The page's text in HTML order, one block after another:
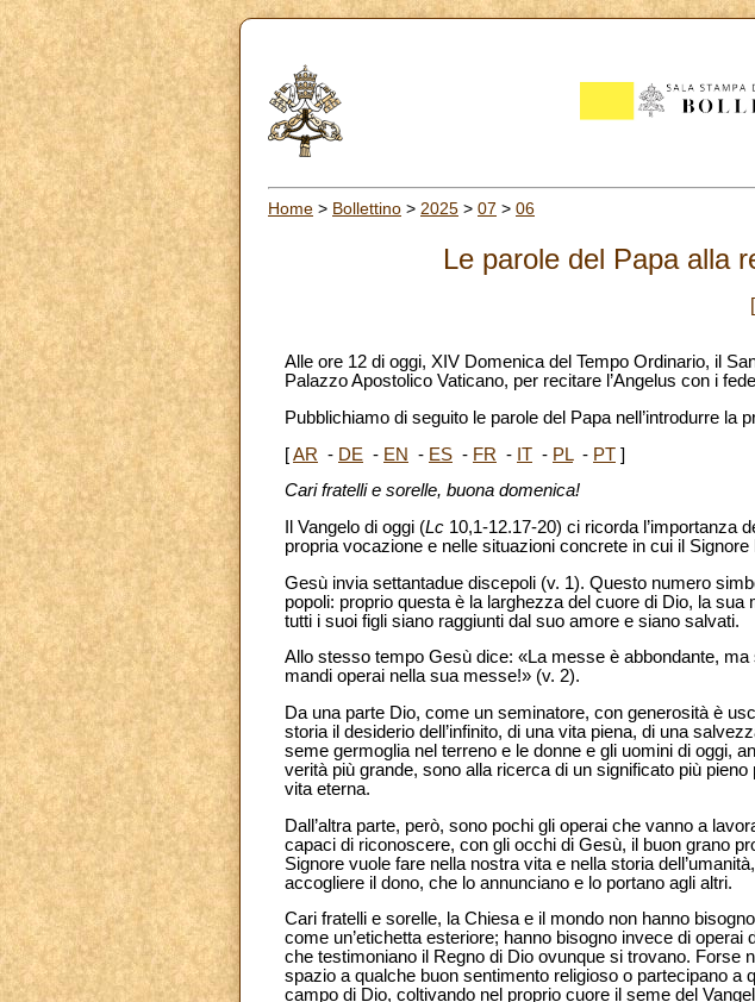
Home > Bollettino > 2025 > 07 > 06
Le parole del Papa alla
Alle ore 12 di oggi, XIV Domenica del Tempo Ordinario, il
Palazzo Apostolico Vaticano, per recitare l’Angelus con i
Pubblichiamo di seguito le parole del Papa nell’introdurre la
[AR - DE - EN - ES - FR - IT - PL- PT ]
Cari fratelli e sorelle, buona domenica!
Il Vangelo di oggi (Lc 10,1-12.17-20) ci ricorda l’importanza
propria vocazione e nelle situazioni concrete in cui il Signore
Gesù invia settantadue discepoli (v. 1). Questo numero
popoli: proprio questa è la larghezza del cuore di Dio, la
tutti i suoi figli siano raggiunti dal suo amore e siano salvati.
Allo stesso tempo Gesù dice: «La messe è abbondante,
mandi operai nella sua messe!» (v. 2).
Da una parte Dio, come un seminatore, con generosità è
storia il desiderio dell’infinito, di una vita piena, di una
seme germoglia nel terreno e le donne e gli uomini di oggi,
verità più grande, sono alla ricerca di un significato più
vita eterna.
Dall’altra parte, però, sono pochi gli operai che vanno a
capaci di riconoscere, con gli occhi di Gesù, il buon grano
Signore vuole fare nella nostra vita e nella storia
accogliere il dono, che lo annunciano e lo portano agli altri.
Cari fratelli e sorelle, la Chiesa e il mondo non hanno
come un’etichetta esteriore; hanno bisogno invece di
che testimoniano il Regno di Dio ovunque si trovano. Forse
spazio a qualche buon sentimento religioso o partecipano a
campo di Dio, coltivando nel proprio cuore il seme del